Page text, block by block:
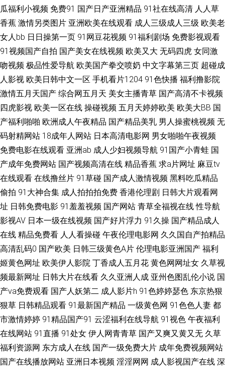
司机福利亚洲 色播在线观看播放 91才热 91足交在线 蜜臀刺激网 先锋AV资
源色 91视频在线观看大全 久久二区福利 午夜福利国产一区 1024伦理片 99
热亚洲福利 久久最新视频国 婷婷在线亚洲国产视频 91豆花成人社区在线 av
东方在线观看 久久91视频宅宅 色久秀秀在线观看视频 91久久婷婷国 东京热
页 91免费站 国产精品久久绿色 青青草原伊人网在线 亚洲不卡无码影院 91官
方网页入口在线观看 www超碰91 欧卅综合视频 亚洲黄网在线 91永久免费网
页视频入口 精品日韩人妻 欧美精品网站 日韩性网站 91官页网 91婬黄看片
成人尤物在线 日本淫网综合 91人妻人妻 国产一区二哥 日韩精品N区 伊人伊
蕉 91视频污www 丁香七月婷婷成人 涩涩资源网 91色猫 国产精品免费99 午
夜剧场成人电影 91资源在线免费视频 精品动漫一二区 色色剧场 91n网站免
费进入社 成人午夜在线 韩国色淫网 欧美精品麻豆久久 影音先锋电影日韩91
东京热亚洲免费精品 久久中文 婷婷激情操逼网 91人人超碰欧美 后入巨乳 欧
瓜福利小视频 免费91 国产日产亚洲精品 91社在线高清 人人草
香蕉 激情另类图片 亚洲欧美在线观看 成人三级成人三级 欧美老
女人bb 日日操第一页 91网豆花视频 91福利剧场 免费影视观看
91视频国产自拍 国产美女在线视频 欧美又大 无码四虎 女同激
吻视频 极品性爱导航 欧美国产拳交喷奶 中文字幕第三页 超碰成
人影视 欧美日韩中文一区 手机看片1204 91色快播 福利撸影院
激情五月天国产 综合网五月天 美女主播青草 国产高清不卡视频
四虎影视 欧美一区在线 操碰视频 五月天婷婷欧美 欧美大BB 国
产福利啪啪 欧洲成人午夜精品 国产精品美乳 男人操蜜桃视频 无
码射精网站 18成年人网站 日本高清电影网 男女啪啪午夜视频
免费电影在线观看 亚洲ab 成人少妇视频导航 91国产小青蛙 国
产成年免费网站 国产视频高清在线 精品香蕉 求a片网址 麻豆tv
在线观看 在线撸丝片 91草碰 国产成人激情视频 黑料吃瓜精品
偷拍 91大神合集 成人拍拍拍免费 香港伦理剧 日韩大片观看网
址 日韩免费电影 91羞羞视频 国产网站 青草全福视在线 性导航
影视AV 日本一级在线视频 国产好片浮力 91久操 国产精品成人
在线 精品免费看 人人看操碰 午夜伦理电影网 久久国自产拍精品
高清乱码0 国产欧美 日韩三级黄色A片 伦理电影亚洲国产 福利
姬黄色网址 欧美伊人影院 丁香成人五月花 黄色网网址女 久草视
频最新网址 日韩大片在线看 久久亚洲人成 亚州色图乱伦小说 国
产va免费观看 国产人妖第二 成人影片h 91色婷婷瑟色 东京热狠
狠草 日韩精品观看 91最新国产精品 一级黄色网 91色色人妻 都
市激情婷婷 91精品国产91 云涩福利在线导航 91视色 午夜福利
在线网站 91直播 91处女 伊人网青青草 国产又爽又黄又无 久草
福利资源网 东方成人在线 国产一级免费大片 成年免费视频网站
国产在线播放网站 亚洲日本视频 淫淫网网 成人影视国产在线 深